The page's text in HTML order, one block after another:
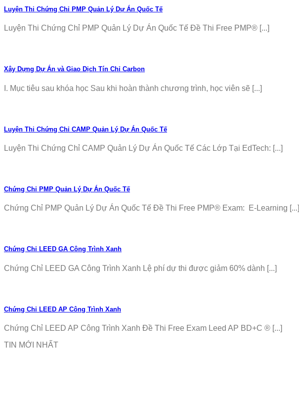
Luyện Thi Chứng Chỉ PMP Quản Lý Dự Án Quốc Tế
Luyện Thi Chứng Chỉ PMP Quản Lý Dự Án Quốc Tế Đề Thi Free PMP® [...]
Xây Dựng Dự Án và Giao Dịch Tín Chỉ Carbon
I. Mục tiêu sau khóa học Sau khi hoàn thành chương trình, học viên sẽ [...]
Luyện Thi Chứng Chỉ CAMP Quản Lý Dự Án Quốc Tế
Luyện Thi Chứng Chỉ CAMP Quản Lý Dự Án Quốc Tế Các Lớp Tại EdTech: [...]
Chứng Chỉ PMP Quản Lý Dự Án Quốc Tế
Chứng Chỉ PMP Quản Lý Dự Án Quốc Tế Đề Thi Free PMP® Exam: E-Learning [...]
Chứng Chỉ LEED GA Công Trình Xanh
Chứng Chỉ LEED GA Công Trình Xanh Lệ phí dự thi được giảm 60% dành [...]
Chứng Chỉ LEED AP Công Trình Xanh
Chứng Chỉ LEED AP Công Trình Xanh Đề Thi Free Exam Leed AP BD+C ® [...]
TIN MỚI NHẤT